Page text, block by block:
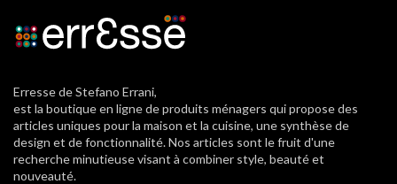
Erresse de Stefano Errani,
est la boutique en ligne de produits ménagers qui propose des
articles uniques pour la maison et la cuisine, une synthèse de
design et de fonctionnalité. Nos articles sont le fruit d'une
recherche minutieuse visant à combiner style, beauté et
nouveauté.